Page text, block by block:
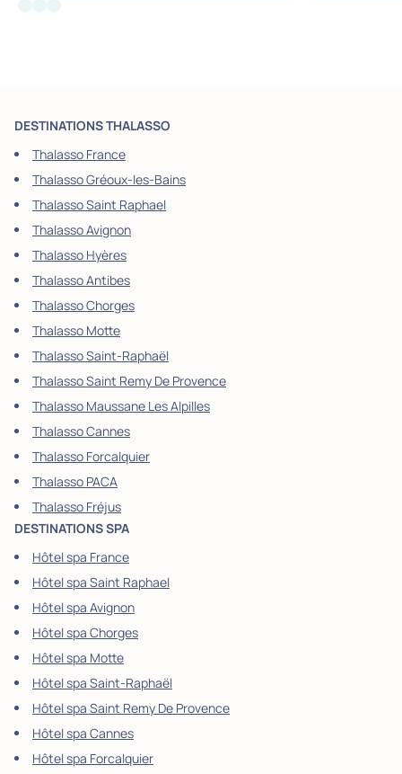
DESTINATIONS THALASSO
Thalasso France
Thalasso Gréoux-les-Bains
Thalasso Saint Raphael
Thalasso Avignon
Thalasso Hyères
Thalasso Antibes
Thalasso Chorges
Thalasso Motte
Thalasso Saint-Raphaël
Thalasso Saint Remy De Provence
Thalasso Maussane Les Alpilles
Thalasso Cannes
Thalasso Forcalquier
Thalasso PACA
Thalasso Fréjus
DESTINATIONS SPA
Hôtel spa France
Hôtel spa Saint Raphael
Hôtel spa Avignon
Hôtel spa Chorges
Hôtel spa Motte
Hôtel spa Saint-Raphaël
Hôtel spa Saint Remy De Provence
Hôtel spa Cannes
Hôtel spa Forcalquier